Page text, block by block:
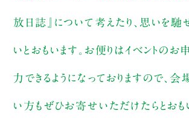
放日誌』について考えたり、思いを馳
いとおもいます。お便りはイベントの
力できるようになっておりますので、
い方もぜひお寄せいただけたらとおも